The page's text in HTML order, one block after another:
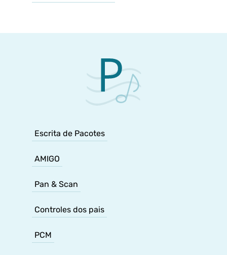
Escrita de Pacotes
AMIGO
Pan & Scan
Controles dos pais
PCM